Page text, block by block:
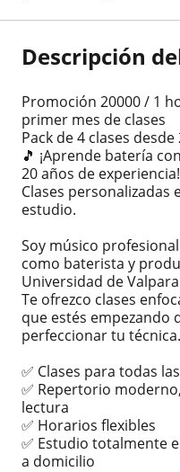
Descripción
Promoción 20000 / 1
primer mes de clases
Pack de 4 clases
🎵 ¡Aprende batería
20 años de
Clases personalizadas
estudio.
Soy músico
como baterista y
Universidad de
Te ofrezco clases
que estés empezando
perfeccionar tu técnica.
✅ Clases para todas
✅ Repertorio
lectura
✅ Horarios flexibles
✅ Estudio totalmente
a domicilio